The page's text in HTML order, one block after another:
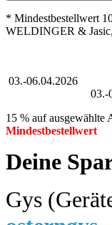
* Mindestbestellwert
WELDINGER &
03.-06.04.2026
03.-
15 % auf ausgewählte
Mindestbestellwert
Deine
Gys